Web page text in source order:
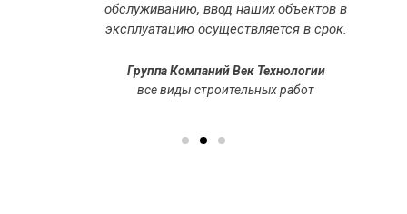
обслуживанию, ввод наших объектов в
эксплуатацию осуществляется в срок.
Группа Компаний Век Технологии
все виды строительных работ